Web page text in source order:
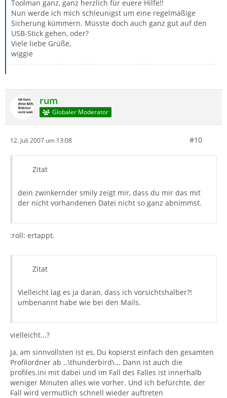
Toolman ganz, ganz herzlich für euere Hilfe!!
Nun werde ich mich schleunigst um eine regelmäßige
Sicherung kümmern. Müsste doch auch ganz gut auf den
USB-Stick gehen, oder?
Viele liebe Grüße,
wiggie
rum
Globaler Moderator
12. Juli 2007 um 13:08 #10
Zitat
dein zwinkernder smily zeigt mir, dass du mir das mit
der nicht vorhandenen Datei nicht so ganz abnimmst.
:roll: ertappt.
Zitat
Vielleicht lag es ja daran, dass ich vorsichtshalber?!
umbenannt habe wie bei den Mails.
vielleicht...?
Ja, am sinnvollsten ist es, Du kopierst einfach den gesamten
Profilordner ab ..\thunderbird\... Dann ist auch die
profiles.ini mit dabei und im Fall des Falles ist innerhalb
weniger Minuten alles wie vorher. Und ich befürchte, der
Fall wird vermutlich schnell wieder auftreten